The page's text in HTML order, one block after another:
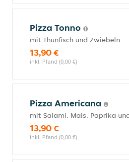
Pizza Tonno
mit Thunfisch und Zwiebeln
13,90 €
inkl. Pfand (0,00 €)
Pizza Americana
mit Salami, Mais, Paprika
13,90 €
inkl. Pfand (0,00 €)